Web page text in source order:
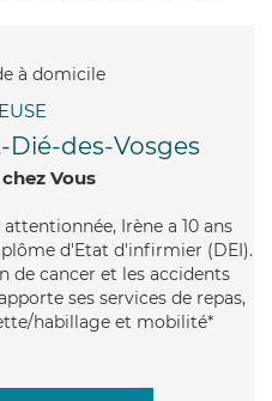
Dié-des-Vosges
Vous
Irène a 10 ans
d'Etat d'infirmier (DEI).
de cancer et les accidents
ses services de repas,
habillage et mobilité*